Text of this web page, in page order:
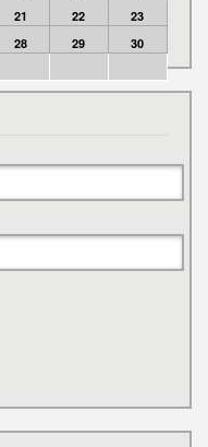
21 22
23
28 29
30